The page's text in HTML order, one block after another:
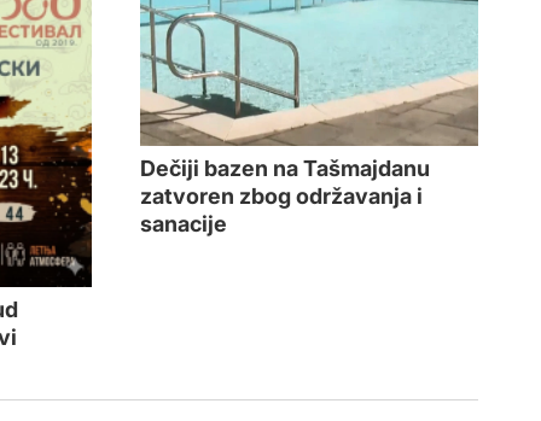
Dečiji bazen na Tašmajdanu
zatvoren zbog održavanja i
sanacije